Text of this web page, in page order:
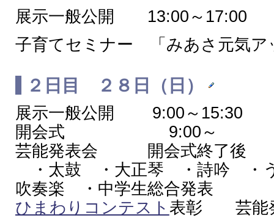
展示一般公開 13:00～17:00
子育てセミナー 「みあさ元気
２日目 ２８日（日）
展示一般公開 9:00～15:30
開会式 9:00～
芸能発表会 開会式終了後
・太鼓 ・大正琴 ・詩吟 ・
吹奏楽 ・中学生総合発表
ひまわりコンテスト 表彰 芸能